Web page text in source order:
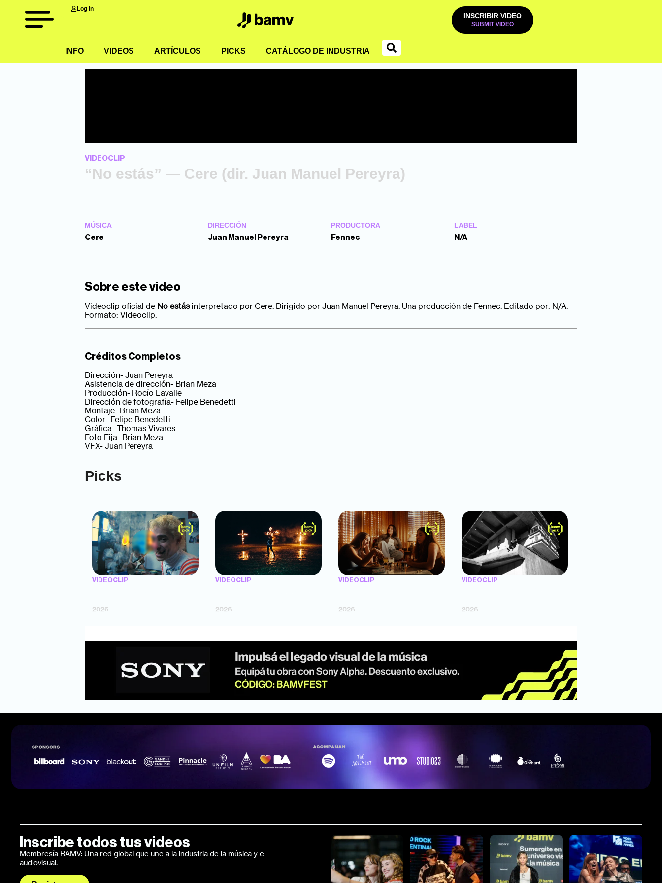
Log in
INSCRIBIR VIDEO
INFO VIDEOS ARTÍCULOS PICKS CATÁLOGO DE INDUSTRIA
VIDEOCLIP
“No estás” — Cere (dir. Juan Manuel Pereyra)
MÚSICA
Cere
DIRECCIÓN
Juan Manuel Pereyra
PRODUCTORA
Fennec
LABEL
N/A
Sobre este video
Videoclip oficial de No estásinterpretado por Cere. Dirigido por Juan Manuel Pereyra. Una producción de Fennec. Editado por: N/A.
Formato: Videoclip.
Créditos Completos
Dirección- Juan Pereyra
Asistencia de dirección- Brian Meza
Producción- Rocío Lavalle
Dirección de fotografía- Felipe Benedetti
Montaje- Brian Meza
Color- Felipe Benedetti
Gráfica- Thomas Vivares
Foto Fija- Brian Meza
VFX- Juan Pereyra
Picks
VIDEOCLIP
2026
VIDEOCLIP
2026
VIDEOCLIP
2026
VIDEOCLIP
2026
Inscribe todos tus videos
Membresía BAMV: Una red global que une a la industria de la música y el
audiovisual.